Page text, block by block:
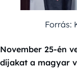
Forrás:
November 25-én
díjakat a magyar